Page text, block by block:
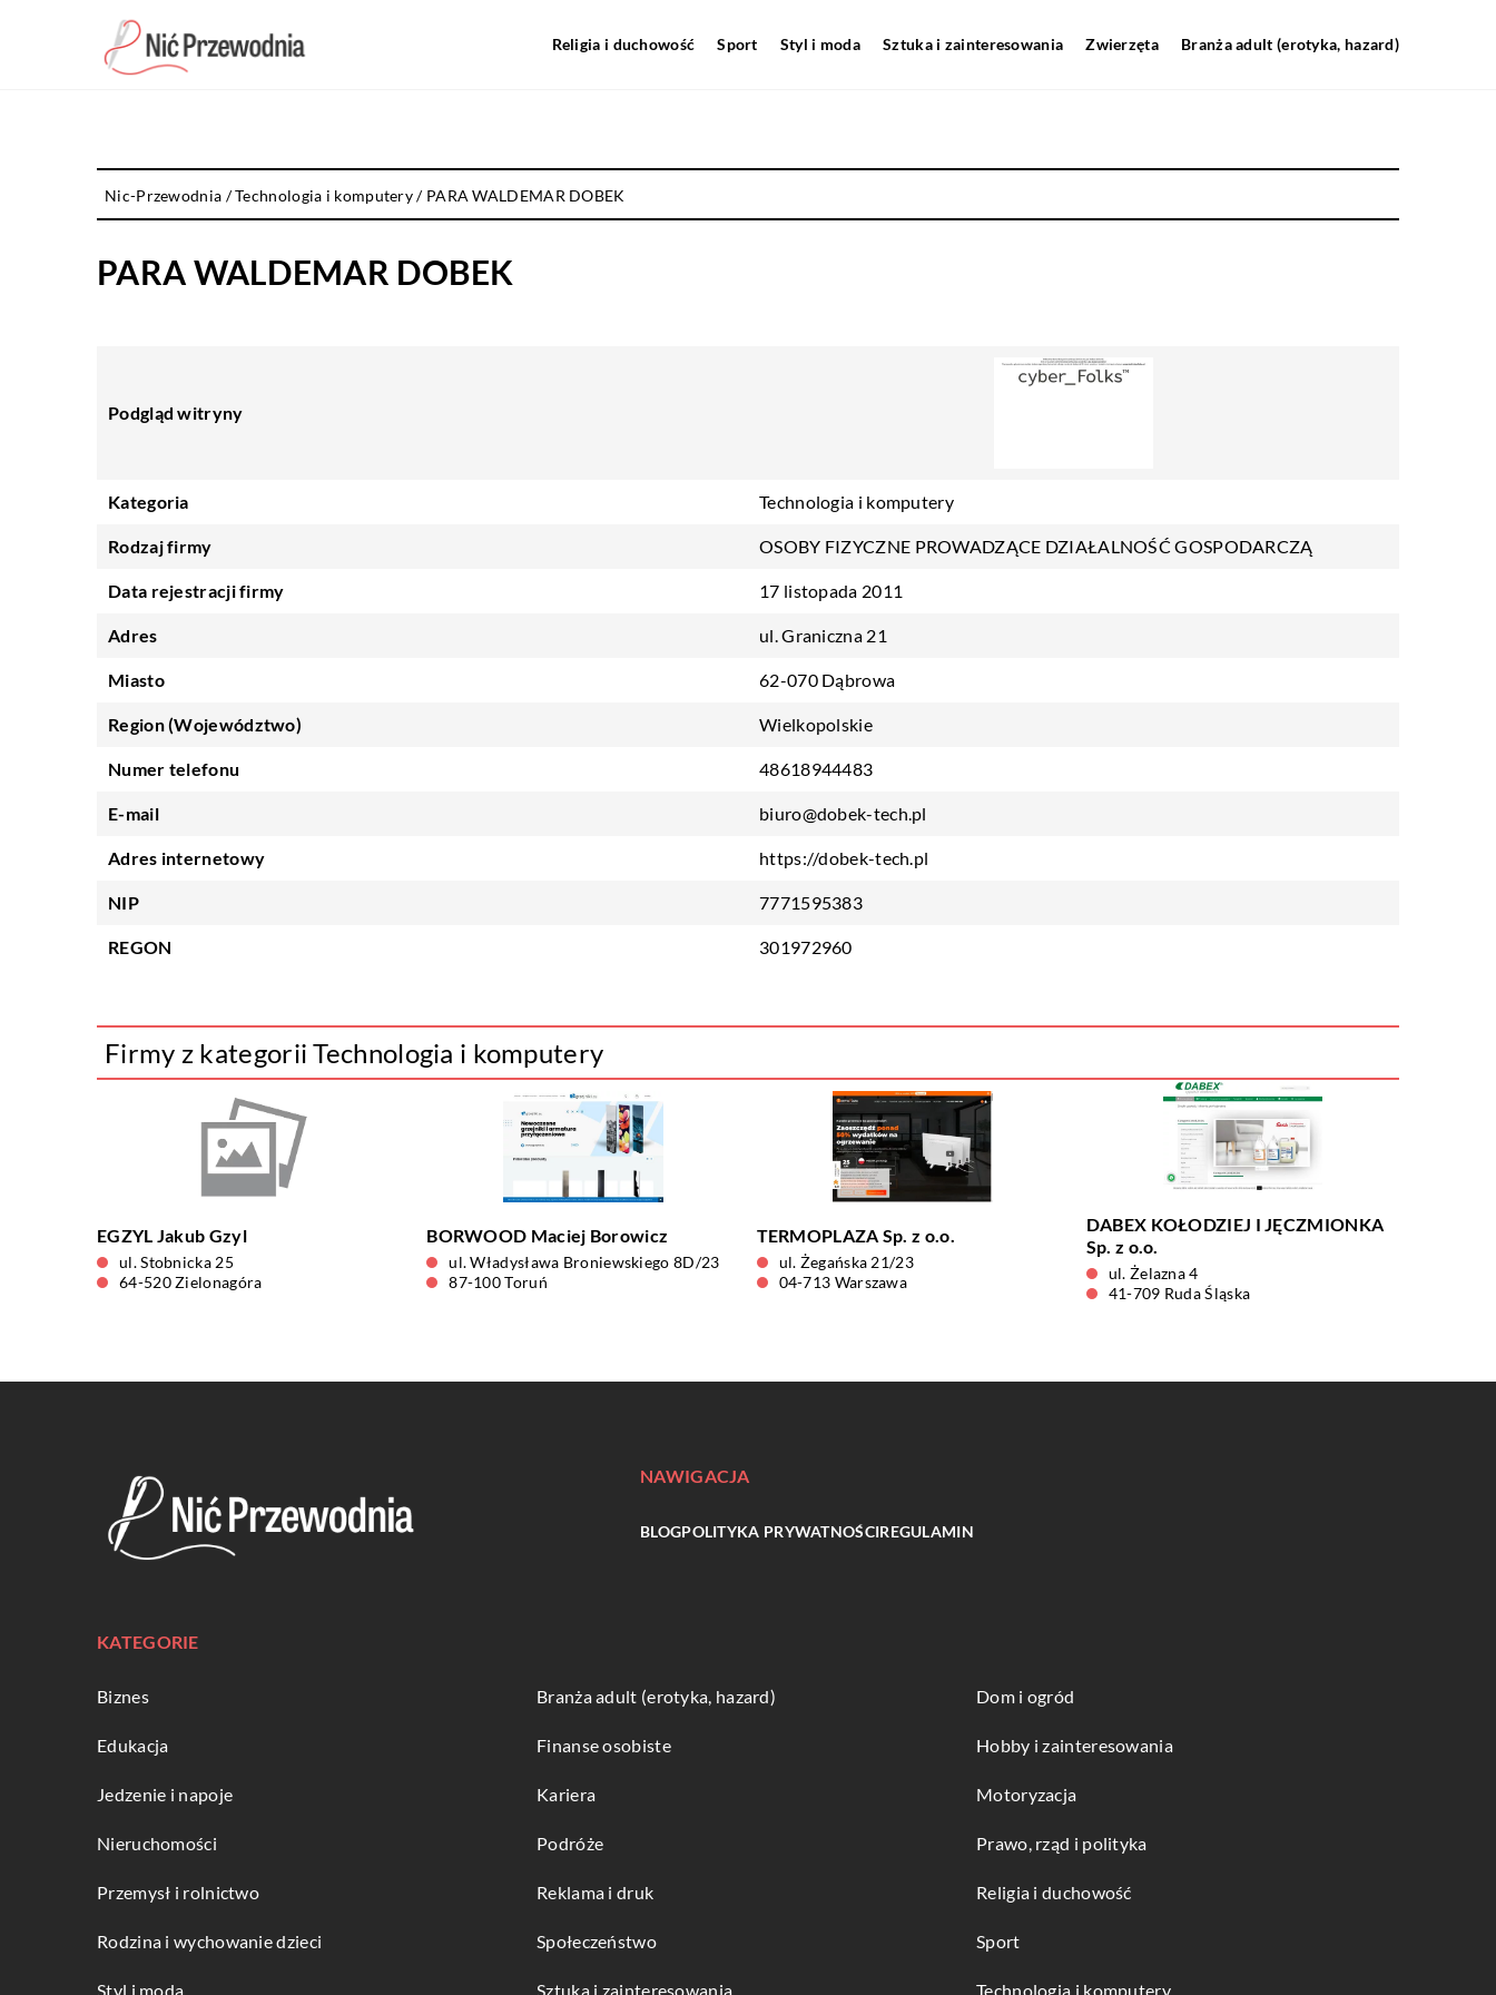
Religia i duchowość Sport Styl i moda Sztuka i zainteresowania Zwierzęta Branża adult (erotyka, hazard)
Nic-Przewodnia /Technologia i komputery/ PARA WALDEMAR DOBEK
PARA WALDEMAR DOBEK
Podgląd witryny
Kategoria Technologia i komputery
Rodzaj firmy OSOBY FIZYCZNE PROWADZĄCE DZIAŁALNOŚĆ GOSPODARCZĄ
Data rejestracji firmy 17 listopada 2011
Adres ul. Graniczna 21
Miasto 62-070 Dąbrowa
Region (Województwo) Wielkopolskie
Numer telefonu 48618944483
E-mail biuro@dobek-tech.pl
Adres internetowy https://dobek-tech.pl
NIP 7771595383
REGON 301972960
Firmy z kategorii Technologia i komputery
EGZYL Jakub Gzyl
ul. Stobnicka 25
64-520 Zielonagóra
BORWOOD Maciej Borowicz
ul. Władysława Broniewskiego 8D/23
87-100 Toruń
TERMOPLAZA Sp. z o.o.
ul. Żegańska 21/23
04-713 Warszawa
DABEX KOŁODZIEJ I JĘCZMIONKA
Sp. z o.o.
ul. Żelazna 4
41-709 Ruda Śląska
NAWIGACJA
BLOGPOLITYKA PRYWATNOŚCIREGULAMIN
KATEGORIE
Biznes Branża adult (erotyka, hazard) Dom i ogród
Edukacja Finanse osobiste Hobby i zainteresowania
Jedzenie i napoje Kariera Motoryzacja
Nieruchomości Podróże Prawo, rząd i polityka
Przemysł i rolnictwo Reklama i druk Religia i duchowość
Rodzina i wychowanie dzieci Społeczeństwo Sport
Styl i moda Sztuka i zainteresowania Technologia i komputery